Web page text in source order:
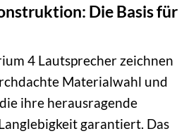
Die Basis für
4 Lautsprecher zeichnen
Materialwahl und
ihre herausragende
garantiert. Das